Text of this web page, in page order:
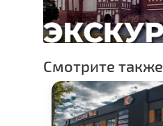
Смотрите также